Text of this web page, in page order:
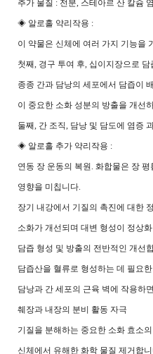
추가 물질 : 전분, 스테아르 산 칼슘
◈ 알로홀 약리작용 :
이 약물은 신체에 여러 가지 기능을
첫째, 경구 투여 후, 십이지장으로
종종 간과 담낭의 세포에서 담즙이
이 중요한 소화 성분의 방출을 개선
둘째, 간 조직, 담낭 및 담도에 염증
◈ 알로홀 추가 약리작용 :
연동 장 운동의 복원. 화합물은 장
영향을 미칩니다.
장기 내강에서 기질의 촉진에 대한
소화가 개선되며 대변 형성이 정상
담즙 형성 및 방출의 전반적인 개선
담즙산을 혈류로 형성하는 데 필요
담낭과 간 세포의 근육 벽에 작용하
췌장과 내장의 분비 활동 자극
기질을 분해하는 중요한 소화 효소
신체에서 유해한 화학 물질 제거합